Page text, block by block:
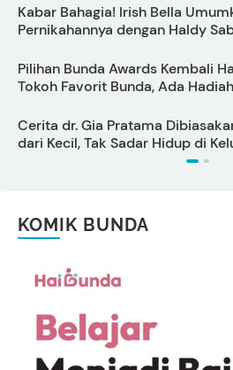
Kabar Bahagia! Irish Bella
Pernikahannya dengan Haldy
Pilihan Bunda Awards Kembali
Tokoh Favorit Bunda, Ada
Cerita dr. Gia Pratama
dari Kecil, Tak Sadar Hidup di
KOMIK BUNDA